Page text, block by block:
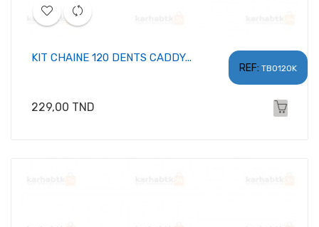
REF: TB0120K
KIT CHAINE 120 DENTS CADDY...
Prix
229,00 TND